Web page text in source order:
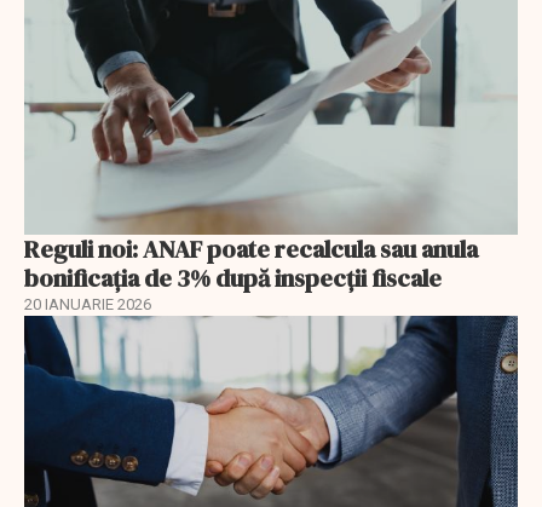
Reguli noi: ANAF poate recalcula sau anula
bonificația de 3% după inspecții fiscale
20 IANUARIE 2026